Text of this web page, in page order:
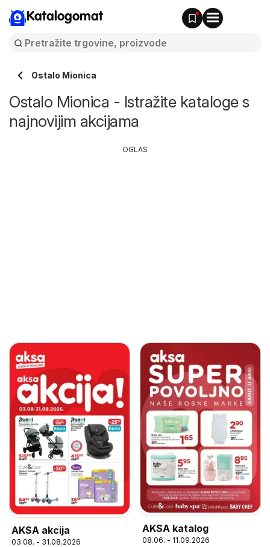
Katalogomat
Ostalo Mionica
Ostalo Mionica - Istražite kataloge s
najnovijim akcijama
AKSA akcija
03.08. - 31.08.2026
AKSA katalog
08.06. - 11.09.2026
OGLAS